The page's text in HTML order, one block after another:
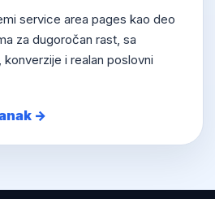
service area pages kao deo
za dugoročan rast, sa
i realan poslovni
→